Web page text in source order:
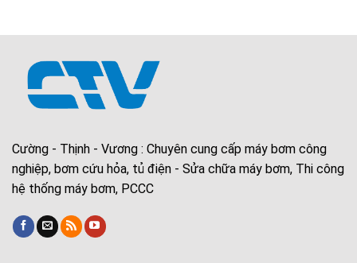
Cường - Thịnh - Vương : Chuyên cung cấp máy bơm công
nghiệp, bơm cứu hỏa, tủ điện - Sửa chữa máy bơm, Thi công
hệ thống máy bơm, PCCC